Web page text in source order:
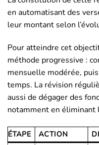
en automatisant des
leur montant selon
Pour atteindre cet
méthode progressive :
mensuelle modérée,
temps. La révision
aussi de dégager des
notamment en éliminant
ÉTAPE ACTION